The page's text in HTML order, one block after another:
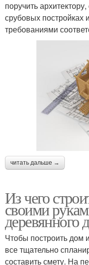
поручить
срубовых постройках
требованиями
читать дальше →
Из чего
своими
деревянного
Чтобы построить дом
все тщательно
составить смету. На